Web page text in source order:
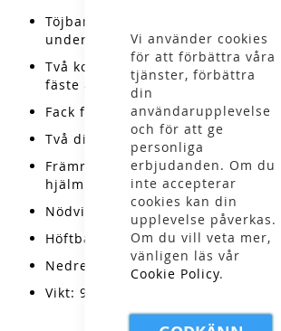
Vi använder cookies
för att förbättra våra
tjänster, förbättra
din
användarupplevelse
och för att ge
personliga
erbjudanden. Om du
inte accepterar
cookies kan din
upplevelse påverkas.
Om du vill veta mer,
vänligen läs vår
Cookie Policy.
Töjbara sidfickor med hål i sidan
under aktivitet
Två kompressionsremmar med
fäste av utrustning på utsidan
Fack för vätskeblåsa
Två diskreta fästen för stavar/
Främre stuvficka i stretchig
hjälm
Nödvisselpipa på bröstremmen
Höftbältesfickor med dragkedjor
Nedre fästremmar för
Vikt: 920 g (XS/S) / 962 g (M/L)